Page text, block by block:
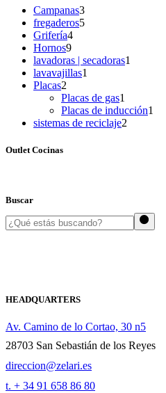
Campanas33
products
fregaderos55
Grifería44
Hornos99
products
lavadoras | secadoras1
lavavajillas1
Placas2
products
Placas de gas1
product
Placas de inducción1
sistemas de reciclaje2
Outlet Cocinas
Buscar
Search
HEADQUARTERS
Av. Camino de lo Cortao, 30 n5
28703 San Sebastián de los Reyes
direccion@zelari.es
t. + 34 91 658 86 80